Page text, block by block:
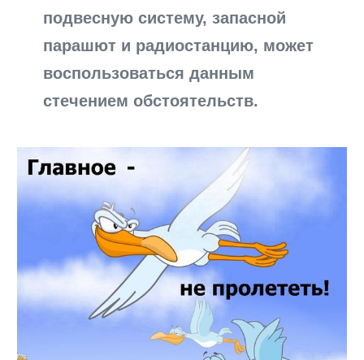
подвесную систему, запасной
парашют и радиостанцию, может
воспользоваться данным
стечением обстоятельств.